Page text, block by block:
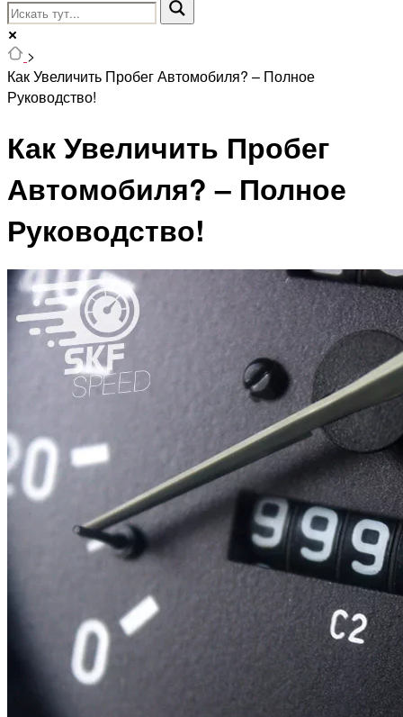
>
Как Увеличить Пробег Автомобиля? – Полное
Руководство!
Как Увеличить Пробег
Автомобиля? – Полное
Руководство!